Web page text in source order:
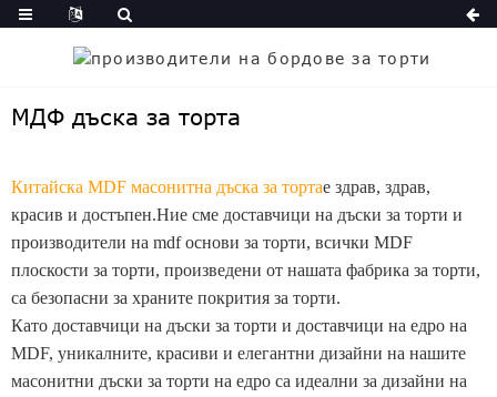
МДФ дъска за торта
Китайска MDF масонитна дъска за тортае здрав, здрав,
красив и достъпен.Ние сме доставчици на дъски за торти и
производители на mdf основи за торти, всички MDF
плоскости за торти, произведени от нашата фабрика за торти,
са безопасни за храните покрития за торти.
Като доставчици на дъски за торти и доставчици на едро на
MDF, уникалните, красиви и елегантни дизайни на нашите
масонитни дъски за торти на едро са идеални за дизайни на